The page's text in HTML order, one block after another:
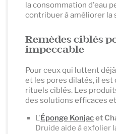
la consommation d'eau
contribuer à améliorer la
Remèdes ciblés
impeccable
Pour ceux qui luttent
et les pores dilatés, il
rituels ciblés. Les
des solutions efficaces
L'Éponge Konjacet
Druide aide à exfolier